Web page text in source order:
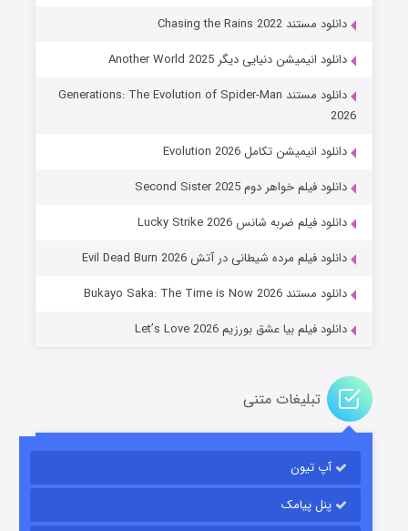
جادوگری در مغولستان
باب اسفنجی فصل ۱۷
قسمت۶ (زیرنویس) منتشر شد
دانلود مستند Chasing the Rains 2022
دانلود انیمیشن دنیایی دیگر Another World 2025
دانلود مستند Generations: The Evolution of Spider-Man
2026
دانلود انیمیشن تکامل Evolution 2026
دانلود فیلم خواهر دوم Second Sister 2025
دانلود فیلم ضربه شانس Lucky Strike 2026
دانلود فیلم مرده شیطانی در آتش Evil Dead Burn 2026
دانلود مستند Bukayo Saka: The Time is Now 2026
دانلود فیلم بیا عشق بورزیم Let’s Love 2026
تبلیغات متنی
آپ تیون
پنل پیامک